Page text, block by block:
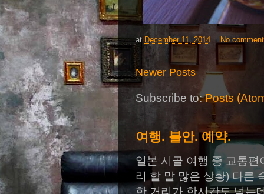
at December 11, 2014 No
Newer Posts
Subscribe to:Posts
여행. 불안. 예약.
일본 시골 여행 중 교통
리 할 말 많은 상황) 다른
한 거리가 한시간도 넘는